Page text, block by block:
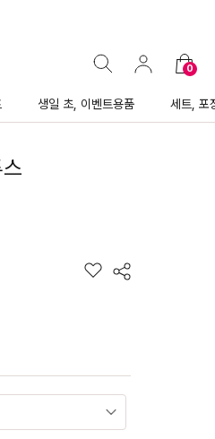
생일 초, 이벤트용품 세트, 포
0